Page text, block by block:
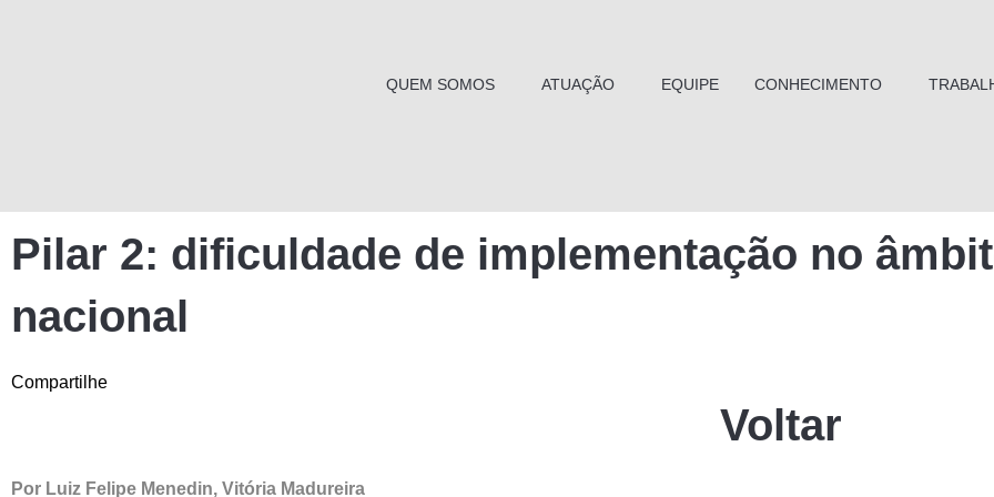
QUEM SOMOS ATUAÇÃO EQUIPE CONHECIMENTO
Pilar 2: dificuldade de implementação no
nacional
Compartilhe
Voltar
Por Luiz Felipe Menedin, Vitória Madureira